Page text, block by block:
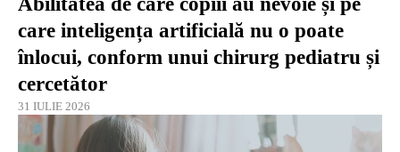
care inteligența artificială nu o poate
înlocui, conform unui chirurg pediatru și
cercetător
31 IULIE 2026